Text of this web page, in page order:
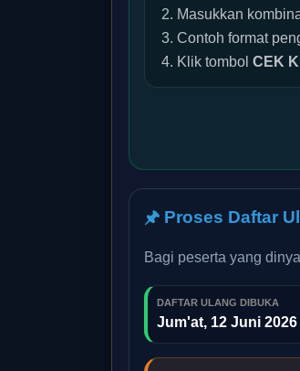
Masukkan
Contoh format
Klik tombol CEK
🖈 Proses Daftar
Bagi peserta yang
DAFTAR ULANG DIBUKA
Jum'at, 12 Juni 2026